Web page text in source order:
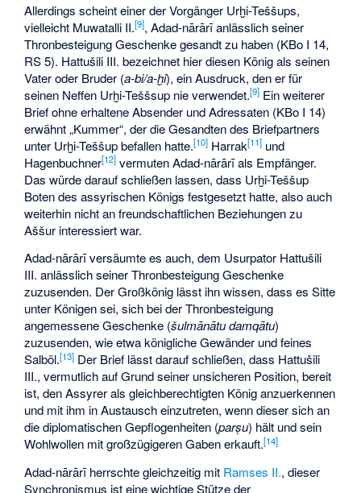
Allerdings scheint einer der Vorgänger Urḫi-Teššups,
vielleicht Muwatalli II.[9], Adad-nārārī anlässlich seiner
Thronbesteigung Geschenke gesandt zu haben (KBo I 14,
RS 5). Hattušili III. bezeichnet hier diesen König als seinen
Vater oder Bruder (a-bi/a-ḫi), ein Ausdruck, den er für
seinen Neffen Urḫi-Teššsup nie verwendet.[9] Ein weiterer
Brief ohne erhaltene Absender und Adressaten (KBo I 14)
erwähnt „Kummer“, der die Gesandten des Briefpartners
unter Urḫi-Teššup befallen hatte.[10] Harrak[11] und
Hagenbuchner[12] vermuten Adad-nārārī als Empfänger.
Das würde darauf schließen lassen, dass Urḫi-Teššup
Boten des assyrischen Königs festgesetzt hatte, also auch
weiterhin nicht an freundschaftlichen Beziehungen zu
Aššur interessiert war.
Adad-nārārī versäumte es auch, dem Usurpator Hattušili
III. anlässlich seiner Thronbesteigung Geschenke
zuzusenden. Der Großkönig lässt ihn wissen, dass es Sitte
unter Königen sei, sich bei der Thronbesteigung
angemessene Geschenke (šulmānātu damqātu)
zuzusenden, wie etwa königliche Gewänder und feines
Salböl.[13] Der Brief lässt darauf schließen, dass Hattušili
III., vermutlich auf Grund seiner unsicheren Position, bereit
ist, den Assyrer als gleichberechtigten König anzuerkennen
und mit ihm in Austausch einzutreten, wenn dieser sich an
die diplomatischen Gepflogenheiten (parṣu) hält und sein
Wohlwollen mit großzügigeren Gaben erkauft.[14]
Adad-nārārī herrschte gleichzeitig mit Ramses II., dieser
Synchronismus ist eine wichtige Stütze der